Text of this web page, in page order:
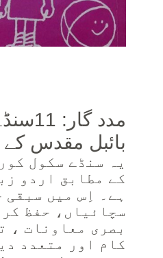
مدد
بائبل مقدس کے
یہ سنڈے سکول
کے مطابق اردو
ہے۔ اِس میں سبقی
سچائیاں، حفظ
بصری معاونات ،
کام اور متعدد